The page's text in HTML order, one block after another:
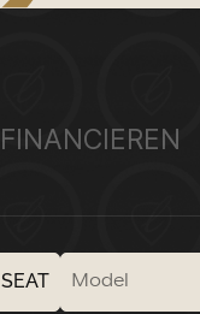
FINANCIEREN
SEAT Model